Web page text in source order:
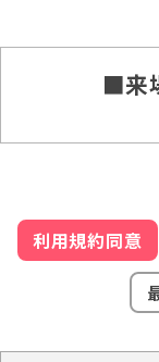
■来
利用規約同意